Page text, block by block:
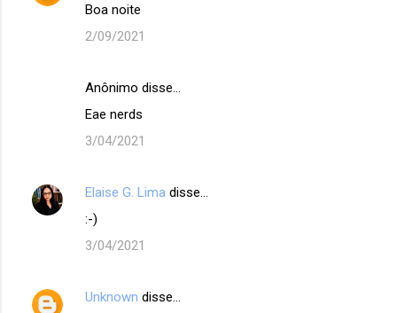
Boa noite
2/09/2021
Anônimo disse…
Eae nerds
3/04/2021
Elaise G. Lima disse…
:-)
3/04/2021
Unknown disse…